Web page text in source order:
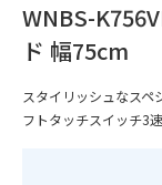
WNBS-
ド 幅75cm
スタイリッシュなスペ
フトタッチスイッチ3